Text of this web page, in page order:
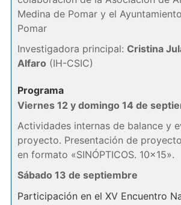
Medina de Pomar y el
Pomar
Investigadora principal: Cristina
Alfaro (IH-CSIC)
Programa
Viernes 12 y domingo 14 de
Actividades internas de balance y
proyecto. Presentación de
en formato «SINÓPTICOS. 10×15».
Sábado 13 de septiembre
Participación en el XV Encuentro